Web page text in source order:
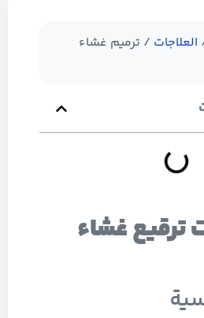
العلاجات / ترميم غشاء
ترقيع غشاء